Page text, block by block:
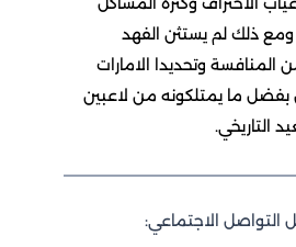
ومع ذلك لم يستثن الفهد
المنافسة وتحديدا الامارات
بفضل ما يمتلكونه من لاعبين
التاريخي.
التواصل الاجتماعي: